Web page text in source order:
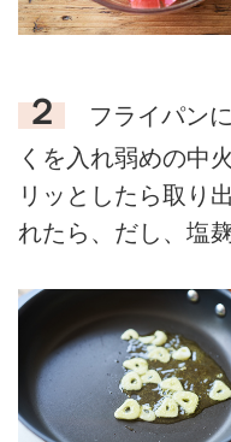
２
フライパン
くを入れ弱めの中
リッとしたら取り
れたら、だし、塩